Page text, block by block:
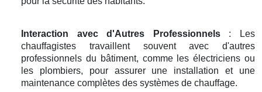
Interaction avec d'Autres Professionnels: Les
chauffagistes travaillent souvent avec d'autres
professionnels du bâtiment, comme les électriciens ou
les plombiers, pour assurer une installation et une
maintenance complètes des systèmes de chauffage.